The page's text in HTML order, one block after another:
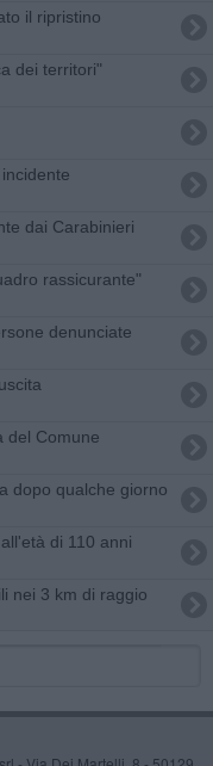
il ripristino
dei territori"
dai Carabinieri
rassicurante"
denunciate
del Comune
dopo qualche giorno
di 110 anni
nei 3 km di raggio